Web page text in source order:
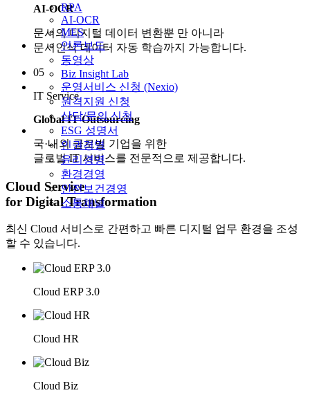
RPA
AI-OCR
MES
언론보도
동영상
Biz Insight Lab
운영서비스 신청 (Nexio)
원격지원 신청
상담/문의 신청
ESG 성명서
인권경영
윤리경영
환경경영
안전보건경영
소통채널
AI-OCR
문서의 디지털 데이터 변환뿐 만 아니라
문서인식 데이터 자동 학습까지 가능합니다.
05
IT Service
Global IT Outsourcing
국·내외 글로벌 기업을 위한
글로벌 IT 서비스를 전문적으로 제공합니다.
Cloud Service
for Digital Transformation
최신 Cloud 서비스로 간편하고 빠른 디지털 업무 환경을 조성
할 수 있습니다.
Cloud ERP 3.0
Cloud HR
Cloud Biz